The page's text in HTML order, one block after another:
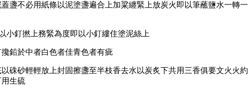
盞不必用紙條以泥塗盞遍合上加粱纏緊上放炭火即以筆蘸鹽水一轉一
小釘撚上務緊為度即以小釘縷住塗泥絲上
鉛於中者白色者佳青色者有疵
硃砂輕輕放上封固擦盞至半枝香去水以炭炙下共用三香俱要文火火約
生硫